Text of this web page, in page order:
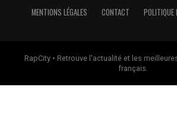
MENTIONS LÉGALES CONTACT POLITIQUE
RapCity • Retrouve l'actualité et les
français.